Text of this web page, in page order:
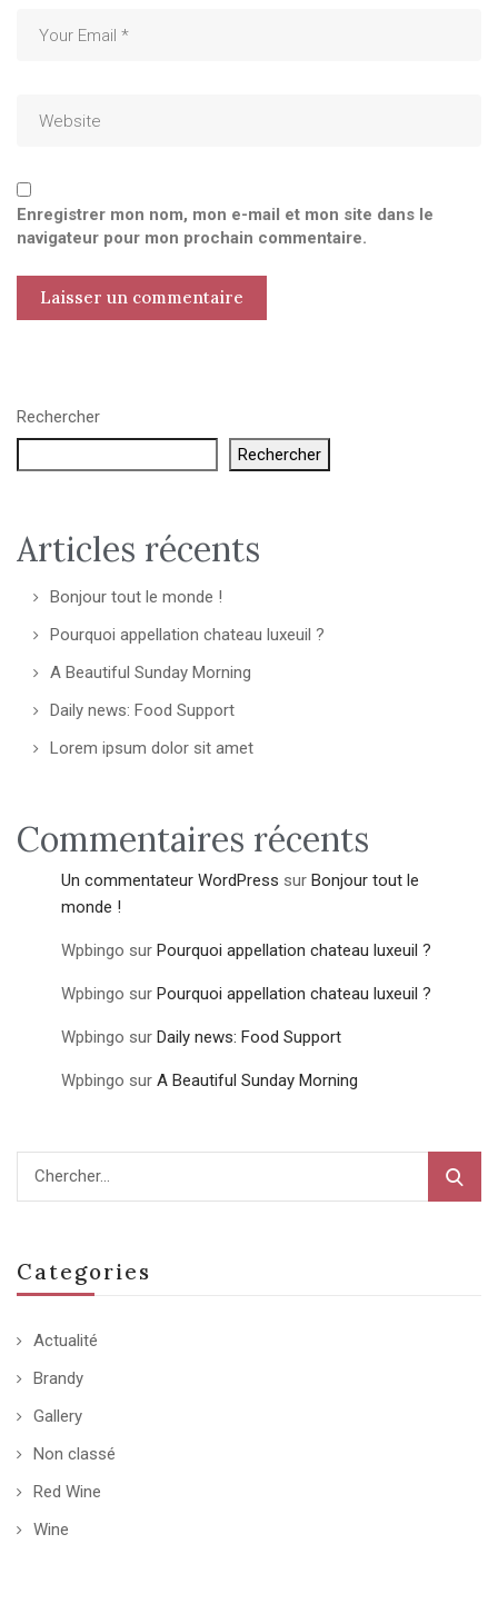
Rechercher
Rechercher
Articles récents
Bonjour tout le monde !
Pourquoi appellation chateau luxeuil ?
A Beautiful Sunday Morning
Daily news: Food Support
Lorem ipsum dolor sit amet
Commentaires récents
Un commentateur WordPress sur Bonjour tout le
monde !
Wpbingo sur Pourquoi appellation chateau luxeuil ?
Wpbingo sur Pourquoi appellation chateau luxeuil ?
Wpbingo sur Daily news: Food Support
Wpbingo sur A Beautiful Sunday Morning
Categories
Actualité
Brandy
Gallery
Non classé
Red Wine
Wine
Enregistrer mon nom, mon e-mail et mon site dans le
navigateur pour mon prochain commentaire.